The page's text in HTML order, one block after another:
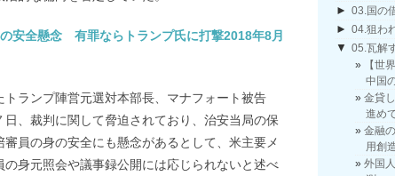
安全懸念 有罪ならトランプ氏に打撃2018年8月
ランプ陣営元選対本部長、マナフォート被告
日、裁判に関して脅迫されており、治安当局の保
員の身の安全にも懸念があるとして、米主要メ
身元照会や議事録公開には応じられないと述べ
► 03.国の
► 04.狙わ
▼ 05.瓦解
【世
中国
金貸
進め
金融
用創
外国